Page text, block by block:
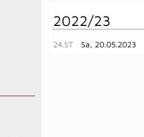
2022/23
24.ST Sa, 20.05.2023